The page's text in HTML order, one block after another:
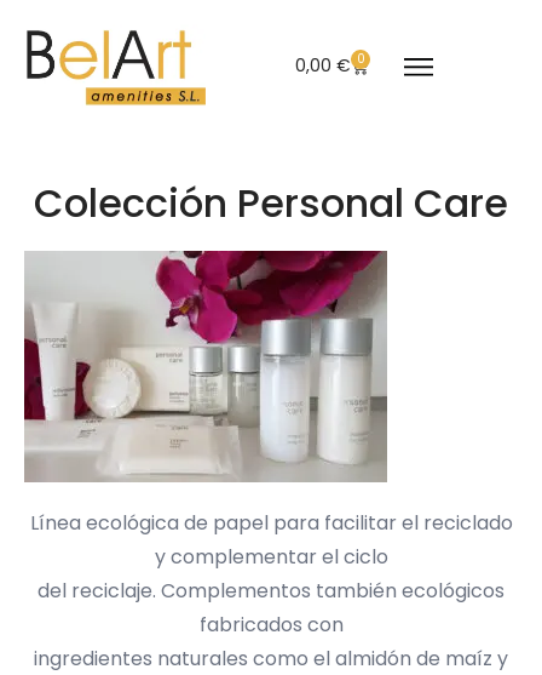
0,00 € 0
Colección Personal Care
Línea ecológica de papel para facilitar el reciclado
y complementar el ciclo
del reciclaje. Complementos también ecológicos
fabricados con
ingredientes naturales como el almidón de maíz y